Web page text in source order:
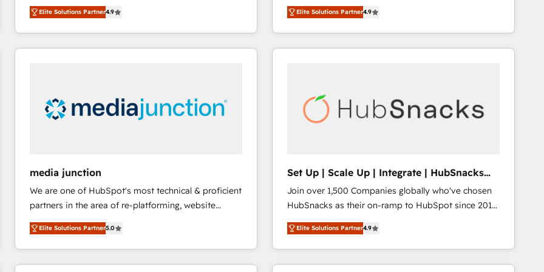
HubSpot大百科 出版 CRM・AI活用に関するご相談、現
operational efficiency of HubSpot. The fastest-
growing tech-enabler & facilitator, MakeWebBetter,
hands you the blend of HubSpot expertise &
eminent solutions & integrations. Trust us to
Premier Partner 2023 🌟5 HubSpot Accreditations 🌟
Won HubSpot Theme Challenge 2021 🌟INBOUND’19
HubSpot experience ✔️Flexible pricing models —
Hourly-fee (assigned one Dedicated HubSpot
Admin); Monthly-fee (HubSpot Admin + Project
Manager); and Fixed Project Cost (as per
requirement). ✔️Helped over 25,000+ customers so
far with our HubSpot solutions. ✔️Bespoke apps &
on-demand bundle services. Connect with us today!
Elite Solutions Partner4.9
Hire an agency that's experienced in every inch of
HubSpot and willing to work hand-in-hand with your
team to simplify the complex and build a better
experience for your team and customers.
Elite Solutions Partner4.9
media junction
We are one of HubSpot's most technical & proficient
partners in the area of re-platforming, website
design & development. We specialize in multi-hub
implementations for mid-market & enterprise
companies. We are woman-owned, powered by
coffee, and we ❤️ dogs. We produce award-winning
Elite Solutions Partner5.0
Set Up | Scale Up | Integrate | HubSnacks
FlexPlan
Join over 1,500 Companies globally who've chosen
HubSnacks as their on-ramp to HubSpot since 2014
Simple pay-as-you-go plans that accelerate value...
1️⃣ Set Up | Onboarding New or Check-fixing existing
HubSpot portals 2️⃣ Scale Up | 100% HubSpot Task
Execution... Global 24/7 ... All Experts 3️⃣ Integrate |
Elite Solutions Partner4.9